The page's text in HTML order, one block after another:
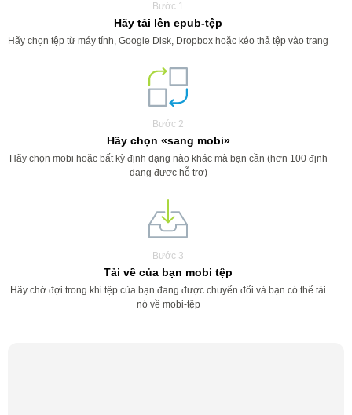
Bước 1
Hãy tải lên epub-tệp
Hãy chọn tệp từ máy tính, Google Disk, Dropbox hoặc kéo thả tệp vào trang
Bước 2
Hãy chọn «sang mobi»
Hãy chọn mobi hoặc bất kỳ định dạng nào khác mà bạn cần (hơn 100 định
dạng được hỗ trợ)
Bước 3
Tải về của bạn mobi tệp
Hãy chờ đợi trong khi tệp của bạn đang được chuyển đổi và bạn có thể tải
nó về mobi-tệp